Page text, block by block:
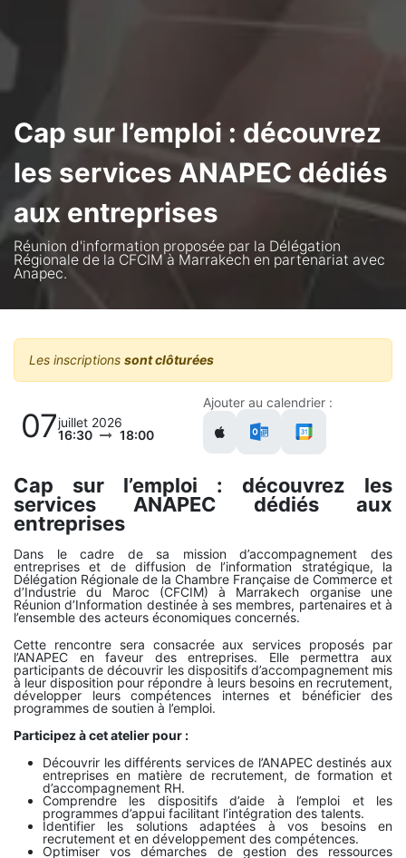
Cap sur l’emploi : découvrez
les services ANAPEC dédiés
aux entreprises
Réunion d'information proposée par la Délégation
Régionale de la CFCIM à Marrakech en partenariat avec
Anapec.
Les inscriptions sont clôturées
07juillet 2026
16:30
18:00
Ajouter au calendrier :
Cap sur l’emploi : découvrez les
services ANAPEC dédiés aux
entreprises
Dans le cadre de sa mission d’accompagnement des
entreprises et de diffusion de l’information stratégique, la
Délégation Régionale de la Chambre Française de Commerce et
d’Industrie du Maroc (CFCIM) à Marrakech organise une
Réunion d’Information destinée à ses membres, partenaires et à
l’ensemble des acteurs économiques concernés.
Cette rencontre sera consacrée aux services proposés par
l’ANAPEC en faveur des entreprises. Elle permettra aux
participants de découvrir les dispositifs d’accompagnement mis
à leur disposition pour répondre à leurs besoins en recrutement,
développer leurs compétences internes et bénéficier des
programmes de soutien à l’emploi.
Participez à cet atelier pour :
Découvrir les différents services de l’ANAPEC destinés aux
entreprises en matière de recrutement, de formation et
d’accompagnement RH.
Comprendre les dispositifs d’aide à l’emploi et les
programmes d’appui facilitant l’intégration des talents.
Identifier les solutions adaptées à vos besoins en
recrutement et en développement des compétences.
Optimiser vos démarches de gestion des ressources